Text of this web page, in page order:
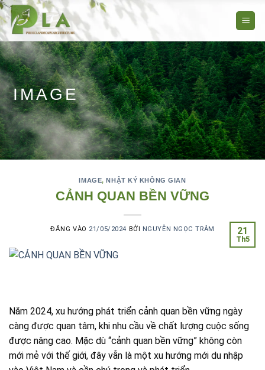
Bỏ
qua
nội
dung
IMAGE
IMAGE,NHẬT KÝ KHÔNG GIAN
CẢNH QUAN BỀN VỮNG
ĐĂNG VÀO 21/05/2024 BỞI NGUYỄN NGỌC TRÂM 21
Th5
Năm 2024, xu hướng phát triển cảnh quan bền vững ngày
càng được quan tâm, khi nhu cầu về chất lượng cuộc sống
được nâng cao. Mặc dù “cảnh quan bền vững” không còn
mới mẻ với thế giới, đây vẫn là một xu hướng mới du nhập